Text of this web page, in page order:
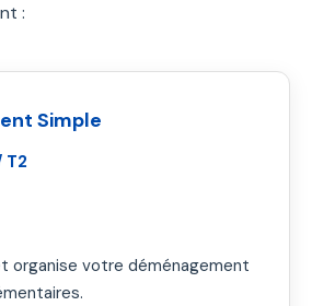
:
Simple
T2
organise votre déménagement